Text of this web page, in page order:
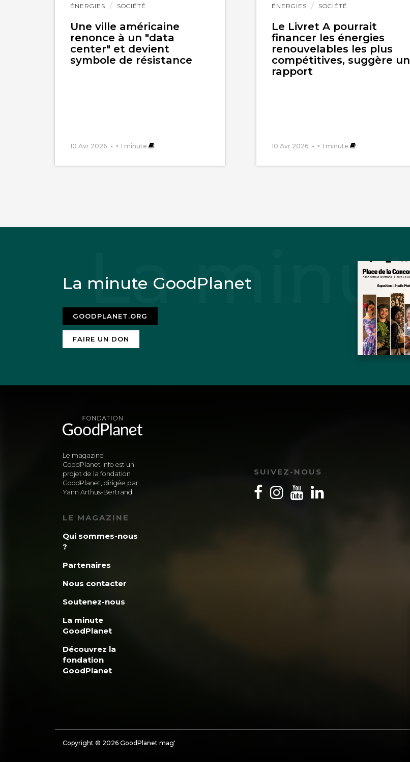
ÉNERGIES SOCIÉTÉ
Une ville américaine
renonce à un "data
center" et devient
symbole de résistance
10 Avr 2026 < 1 minute
Lire
ÉNERGIES SOCIÉTÉ
Le Livret A pourrait
financer les énergies
renouvelables les plus
compétitives, suggère un
rapport
10 Avr 2026 < 1 minute
Lire
La minute GoodPlanet
GOODPLANET.ORG
FAIRE UN DON
Le magazine
GoodPlanet Info est un
projet de la fondation
GoodPlanet, dirigée par
Yann Arthus-Bertrand
LE MAGAZINE
Qui sommes-nous
?
Partenaires
Nous contacter
Soutenez-nous
La minute
GoodPlanet
Découvrez la
fondation
GoodPlanet
SUIVEZ-NOUS
Copyright © 2026 GoodPlanet mag'